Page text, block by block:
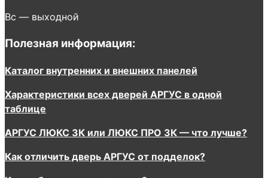
Вс — выходной
Полезная информация:
Каталог внутренних и внешних панелей
Характеристики всех дверей АРГУС в одной
таблице
АРГУС ЛЮКС 3К или ЛЮКС ПРО 3К — что лучше?
Как отличить дверь АРГУС от подделок?